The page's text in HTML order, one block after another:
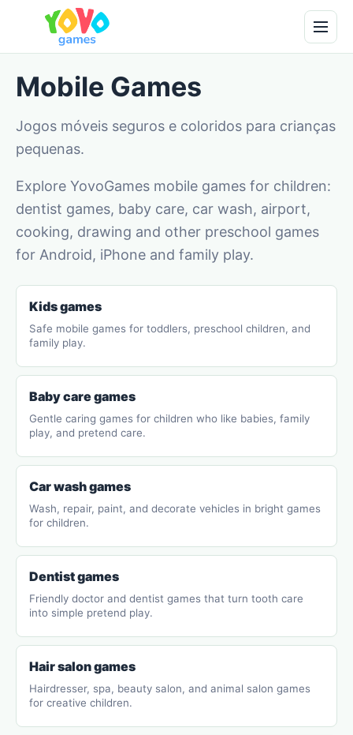
Mobile Games
Jogos móveis seguros e coloridos para crianças
pequenas.
Explore YovoGames mobile games for children:
dentist games, baby care, car wash, airport,
cooking, drawing and other preschool games
for Android, iPhone and family play.
Kids games
Safe mobile games for toddlers, preschool children, and
family play.
Baby care games
Gentle caring games for children who like babies, family
play, and pretend care.
Car wash games
Wash, repair, paint, and decorate vehicles in bright games
for children.
Dentist games
Friendly doctor and dentist games that turn tooth care
into simple pretend play.
Hair salon games
Hairdresser, spa, beauty salon, and animal salon games
for creative children.